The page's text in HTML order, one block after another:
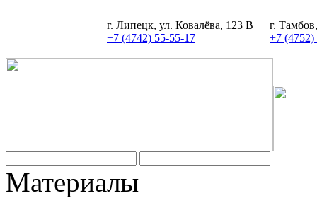
г. Липецк, ул. Ковалёва, 123 В
+7 (4742) 55-55-17
г.
+7 (4752)
Материалы
Задать вопрос